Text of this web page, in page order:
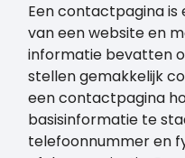
Een contactpagina is
van een website en
informatie bevatten
stellen gemakkelijk
een contactpagina
basisinformatie te
telefoonnummer en